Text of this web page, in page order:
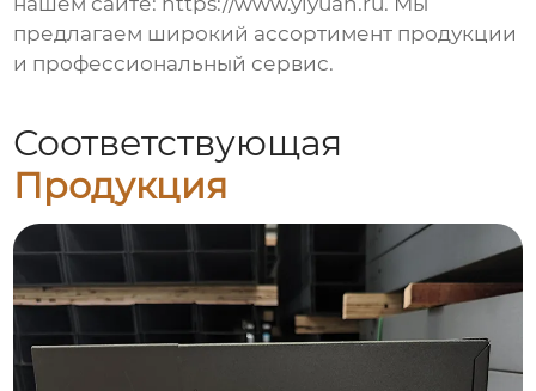
предлагаем широкий ассортимент продукции
и профессиональный сервис.
Соответствующая
Продукция